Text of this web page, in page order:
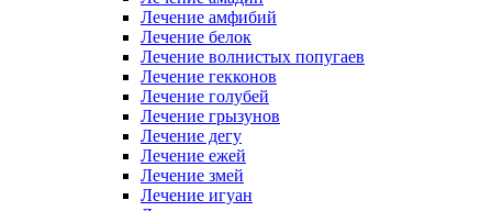
Лечение амфибий
Лечение белок
Лечение волнистых попугаев
Лечение гекконов
Лечение голубей
Лечение грызунов
Лечение дегу
Лечение ежей
Лечение змей
Лечение игуан